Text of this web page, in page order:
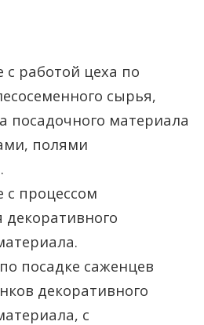
работой цеха по
сырья,
посадочного материала
полями
с процессом
посадке саженцев
декоративного
с